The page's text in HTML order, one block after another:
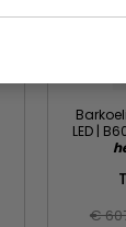
LED |
€